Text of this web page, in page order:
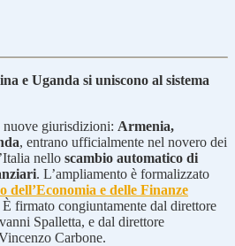
e Uganda si uniscono al sistema
giurisdizioni: Armenia,
, entrano ufficialmente nel novero dei
nello scambio automatico di
. L’ampliamento è formalizzato
dell’Economia e delle Finanze
È firmato congiuntamente dal direttore
Spalletta, e dal direttore
Carbone.